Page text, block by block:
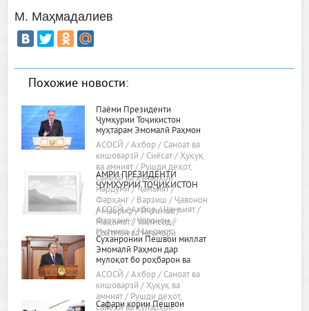
М. Маҳмадалиев
Похожие новости:
Паёми Президенти
Ҷумҳурии Тоҷикистон
муҳтарам Эмомалӣ Раҳмон
«Дар бораи самтҳои асосии
сиёсати дохилӣ ва хориҷии
ҷумҳурӣ»
АСОСӢ / Ахбор / Саноат ва
кишоварзӣ / Сиёсат / Ҳуқуқ
ва амният / Рушди деҳот,
сайёҳӣ ва ҳунарҳои
мардумӣ / Ҷамъият /
Фарҳанг / Варзиш / Ҷавонон
/ Маориф / Иҷтимоъ /
Мақомот / Иқтисод /
Сохтмон ва меъморӣ
АМРИ ПРЕЗИДЕНТИ
ҶУМҲУРИИ ТОҶИКИСТОН
АСОСӢ / Ахбор / Ҷамъият /
Фарҳанг / Ҷавонон /
Иҷтимоъ / Мақомот
Суханронии Пешвои миллат
Эмомалӣ Раҳмон дар
мулоқот бо роҳбарон ва
фаъолони вилояти Хатлон
24.02.2022, шаҳри Бохтар
АСОСӢ / Ахбор / Саноат ва
кишоварзӣ / Ҳуқуқ ва
амният / Рушди деҳот,
сайёҳӣ ва ҳунарҳои
Сафари кории Пешвои